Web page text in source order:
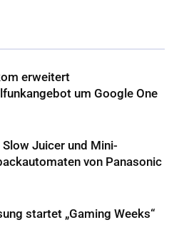
erweitert
um Google One
Slow Juicer und Mini-
von Panasonic
startet „Gaming Weeks“